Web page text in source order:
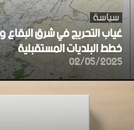
سياسة
غياب التحريج في شرق
خطط البلديات المستقبلية
02/05/2025